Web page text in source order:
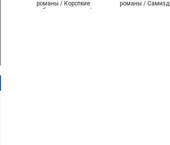
романы / Короткие
любовные романы /
романы /